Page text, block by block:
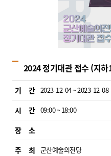
2024 정기대관 접수 (지
기 간 2023-12-04 ~ 2023-12-08
시 간 09:00 ~ 18:00
장 소
주 최 군산예술의전당